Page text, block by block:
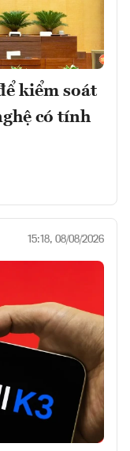
kiểm soát
có tính
15:18, 08/08/2026